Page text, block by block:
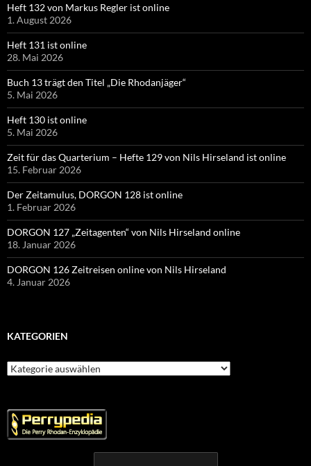
Heft 132 von Markus Regler ist online
1. August 2026
Heft 131 ist online
28. Mai 2026
Buch 13 trägt den Titel „Die Rhodanjäger“
5. Mai 2026
Heft 130 ist online
5. Mai 2026
Zeit für das Quarterium – Hefte 129 von Nils Hirseland ist online
15. Februar 2026
Der Zeitamulus, DORGON 128 ist online
1. Februar 2026
DORGON 127 „Zeitagenten“ von Nils Hirseland online
18. Januar 2026
DORGON 126 Zeitreisen online von Nils Hirseland
4. Januar 2026
KATEGORIEN
Kategorien